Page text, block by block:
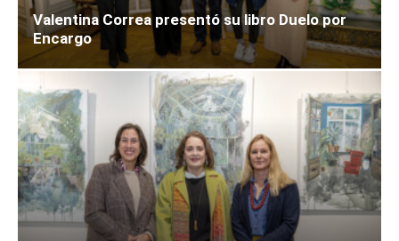
Valentina Correa presentó su libro Duelo por
Encargo